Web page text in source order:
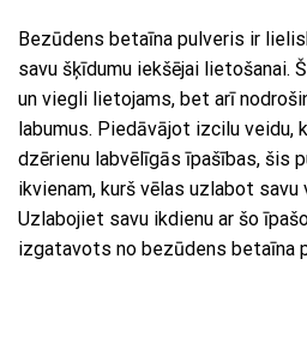
Bezūdens betaīna pulveris ir
savu šķīdumu iekšējai lietošanai.
un viegli lietojams, bet arī
labumus. Piedāvājot izcilu veidu,
dzērienu labvēlīgās īpašības, šis
ikvienam, kurš vēlas uzlabot savu
Uzlabojiet savu ikdienu ar šo
izgatavots no bezūdens betaīna